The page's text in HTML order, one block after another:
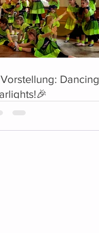
Dancing